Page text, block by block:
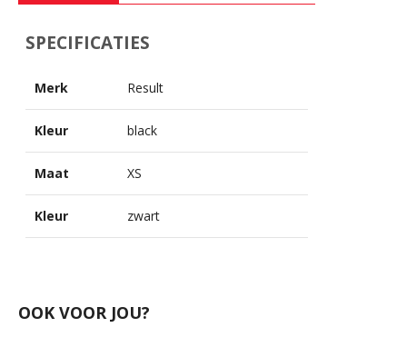
SPECIFICATIES
Merk Result
Kleur black
Maat XS
Kleur zwart
OOK VOOR JOU?